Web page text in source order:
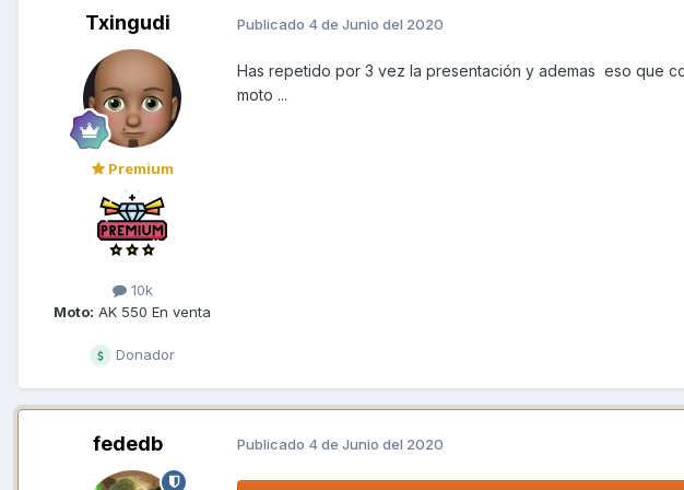
Txingudi
Premium
10k
Moto: AK 550 En venta
Donador
Publicado 4 de Junio del 2020
Has repetido por 3 vez la presentación y ademas eso que
moto ...
fededb Publicado 4 de Junio del 2020